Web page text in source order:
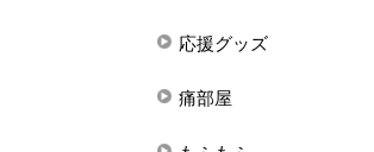
応援グッズ
痛部屋